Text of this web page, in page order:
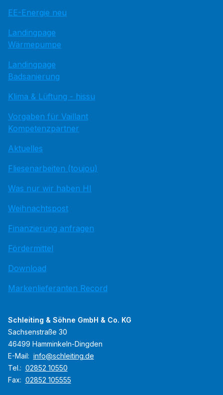
EE-Energie neu
Landingpage
Wärmepumpe
Landingpage
Badsanierung
Klima & Lüftung - hissu
Vorgaben für Vaillant
Kompetenzpartner
Aktuelles
Fliesenarbeiten (toujou)
Was nur wir haben HI
Weihnachtspost
Finanzierung anfragen
Fördermittel
Download
Markenlieferanten Record
Schleiting & Söhne GmbH & Co. KG
Sachsenstraße 30
46499 Hamminkeln-Dingden
E-Mail: info@schleiting.de
Tel.: 02852 10550
Fax: 02852 105555